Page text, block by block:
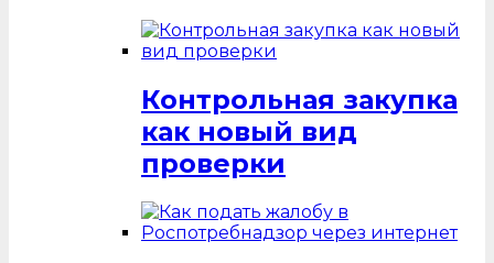
Контрольная закупка
как новый вид
проверки